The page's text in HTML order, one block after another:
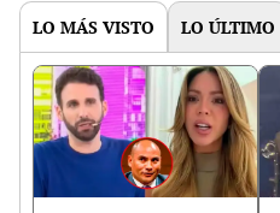
LO MÁS VISTO LO ÚLTIMO